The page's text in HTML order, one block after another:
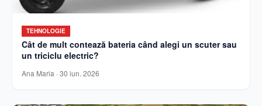
TEHNOLOGIE
Cât de mult contează bateria când alegi un scuter sau
un triciclu electric?
Ana Maria · 30 iun. 2026